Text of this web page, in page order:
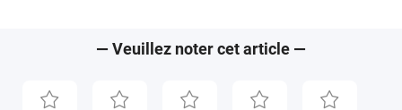
— Veuillez noter cet article —